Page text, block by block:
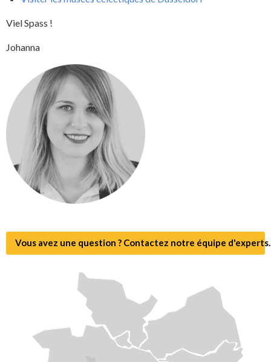
Viel Spass !
Johanna
Vous avez une question ? Contactez notre équipe d'experts.